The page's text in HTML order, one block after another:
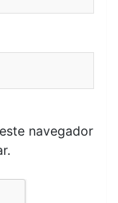
navegador